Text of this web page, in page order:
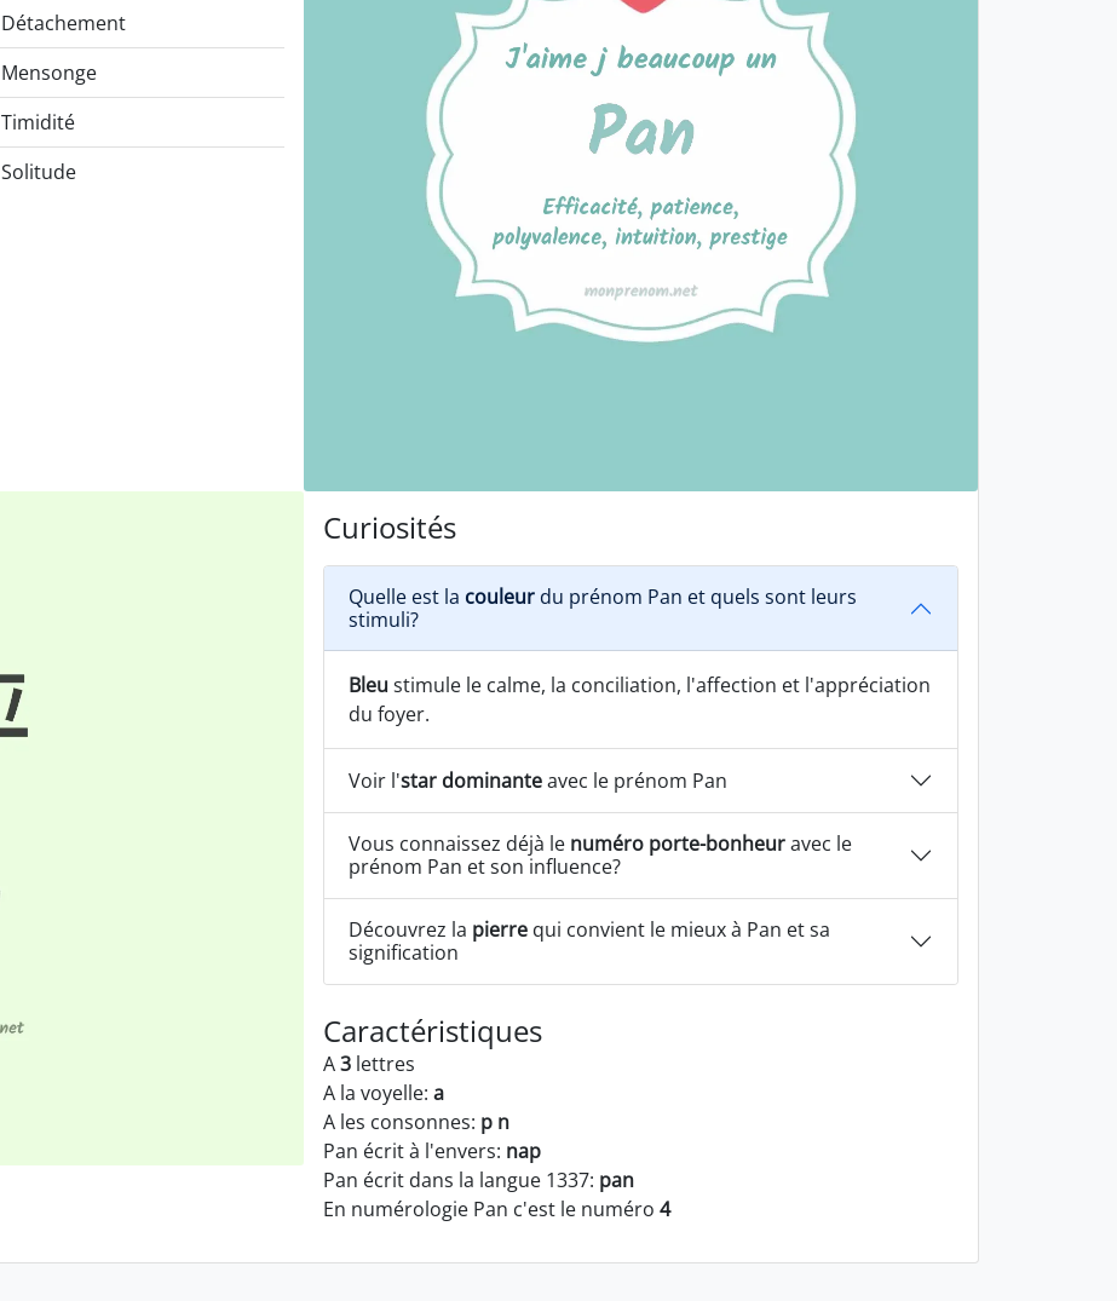
Détachement
Mensonge
Timidité
Solitude
Curiosités
Quelle est la couleur du prénom Pan et quels sont leurs
stimuli?
Bleu stimule le calme, la conciliation, l'affection et l'appréciation
du foyer.
Voir l'star dominanteavec le prénom Pan
Vous connaissez déjà le numéro porte-bonheuravec le
prénom Pan et son influence?
Découvrez la pierre qui convient le mieux à Pan et sa
signification
Caractéristiques
A3 lettres
A la voyelle: a
A les consonnes: p n
Pan écrit à l'envers: nap
Pan écrit dans la langue 1337: pan
En numérologie Pan c'est le numéro 4